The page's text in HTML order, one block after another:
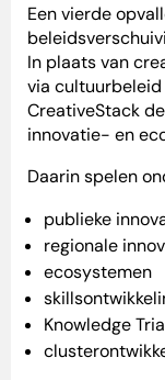
Een vierde
In plaats van
via
CreativeStack
innovatie- en
Daarin spelen
publieke
regionale
ecosystemen
Knowledge